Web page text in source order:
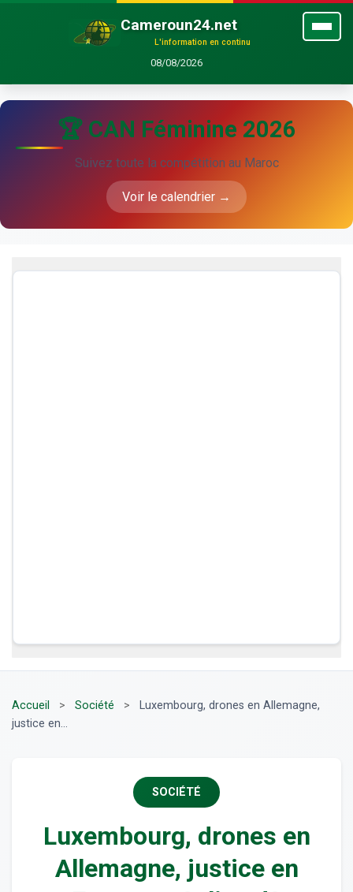
Cameroun24.net
L'information en continu
08/08/2026
🏆 CAN Féminine 2026
Suivez toute la compétition au Maroc
Voir le calendrier →
Accueil > Société >
Luxembourg, drones en Allemagne,
justice en...
SOCIÉTÉ
Luxembourg, drones en
Allemagne, justice en